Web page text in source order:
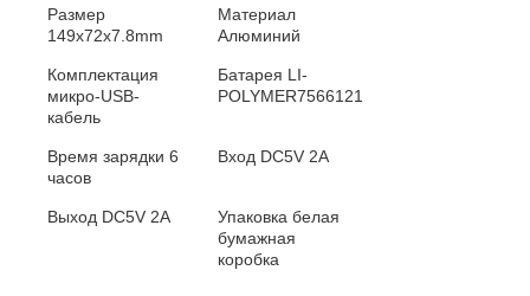
Размер
149x72x7.8mm
Материал
Алюминий
Комплектация
микро-USB-
кабель
Батарея LI-
POLYMER7566121
Время зарядки 6
часов
Вход DC5V 2A
Выход DC5V 2A Упаковкабелая
бумажная
коробка